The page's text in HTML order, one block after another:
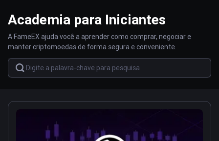
Academia para Iniciantes
A FameEX ajuda você a aprender como comprar, negociar e
manter criptomoedas de forma segura e conveniente.